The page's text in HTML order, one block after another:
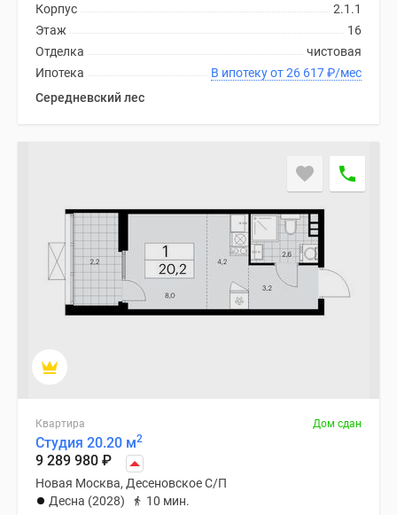
2.1.1
Корпус
16
Этаж
чистовая
Отделка
В ипотеку от 26 617₽/мес
Ипотека
Середневский лес
Квартира Дом сдан
Студия 20.20 м2
9 289 980 ₽
Новая Москва, Десеновское С/П
Десна (2028)
10 мин.